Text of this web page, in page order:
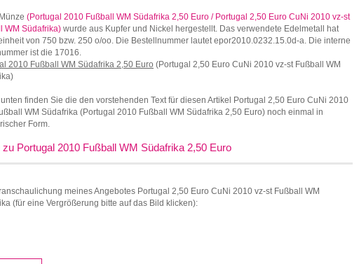
(Portugal 2010 Fußball WM Südafrika 2,50 Euro / Portugal 2,50 Euro CuNi 2010 vz-st
WM Südafrika) wurde aus Kupfer und Nickel hergestellt. Das verwendete Edelmetall hat
von 750 bzw. 250 o/oo. Die Bestellnummer lautet epor2010.0232.15.0d-a. Die interne
ist die 17016.
2010 Fußball WM Südafrika 2,50 Euro (Portugal 2,50 Euro CuNi 2010 vz-st Fußball WM
finden Sie die den vorstehenden Text für diesen Artikel Portugal 2,50 Euro CuNi 2010
WM Südafrika (Portugal 2010 Fußball WM Südafrika 2,50 Euro) noch einmal in
Form.
zu Portugal 2010 Fußball WM Südafrika 2,50 Euro
meines Angebotes Portugal 2,50 Euro CuNi 2010 vz-st Fußball WM
(für eine Vergrößerung bitte auf das Bild klicken):